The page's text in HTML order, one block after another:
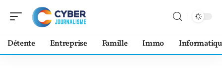
Détente Entreprise Famille Immo